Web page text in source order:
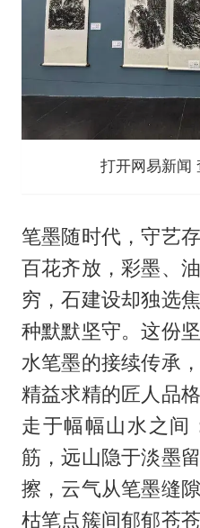
打开网易新闻
笔墨随时代，守艺
百花齐放，彩墨、
穷，石建设却独选
种默默坚守。这份
水笔墨的接续传承
精益求精的匠人品
走于幅幅山水之间
筋，远山隐于淡墨
擦，云气从笔墨缝
枯笔点簇间郁郁苍